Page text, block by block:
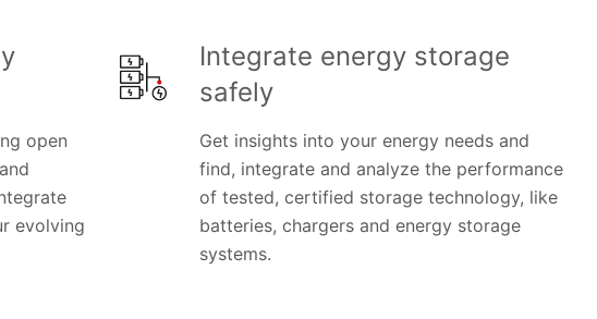
open
evolving
Integrate energy storage
safely
Get insights into your energy needs and
find, integrate and analyze the performance
of tested, certified storage technology, like
batteries, chargers and energy storage
systems.